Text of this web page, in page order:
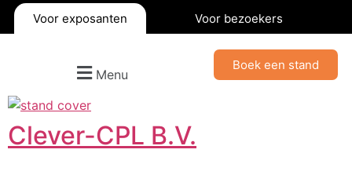
Voor exposanten Voor bezoekers
Menu
Boek een stand
Clever-CPL B.V.